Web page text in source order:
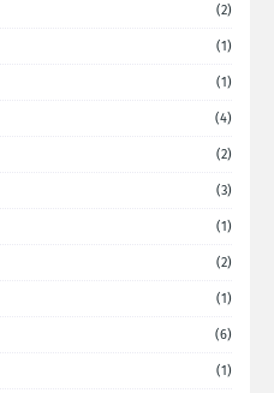
(2)
(1)
(1)
(4)
(2)
(3)
(1)
(2)
(1)
(6)
(1)